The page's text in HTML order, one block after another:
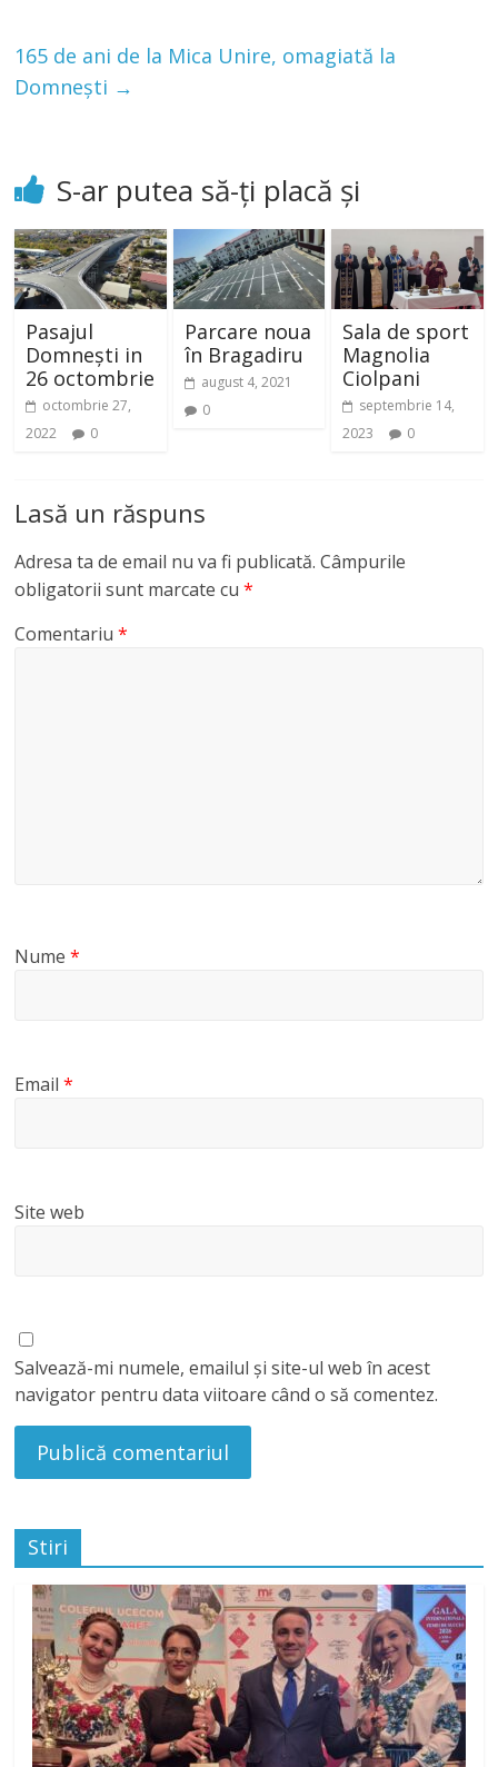
165 de ani de la Mica Unire, omagiată la
Domnești →
S-ar putea să-ți placă și
Pasajul
Domnești in
26 octombrie
octombrie 27,
2022
0
Parcare noua
în Bragadiru
august 4, 2021
0
Sala de sport
Magnolia
Ciolpani
septembrie 14,
2023
0
Lasă un răspuns
Adresa ta de email nu va fi publicată. Câmpurile
obligatorii sunt marcate cu*
Comentariu*
Nume*
Email*
Site web
Salvează-mi numele, emailul și site-ul web în acest
navigator pentru data viitoare când o să comentez.
Stiri